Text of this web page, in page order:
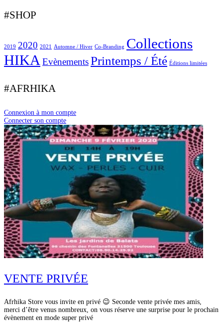
#SHOP
2019 2020 2021 Automne / Hiver Co-Branding Collections
HIKA EvènementsPrintemps / Été Éditions limitées
#AFRHIKA
Connexion à mon compte
Connecter son compte
VENTE PRIVÉE
Afrhika Store vous invite en privé 😉 Seconde vente privée mes amis,
merci d’être venus nombreux, on vous réserve une surprise pour le prochain
évènement en mode super privé